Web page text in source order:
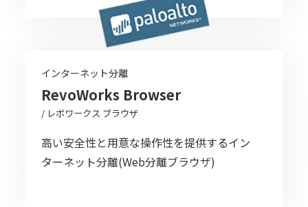
インターネット分離
RevoWorks Browser
/ レボワークス ブラウザ
高い安全性と用意な操作性を提供するイン
ターネット分離(Web分離ブラウザ)